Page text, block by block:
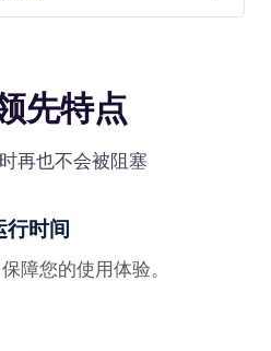
先特点
再也不会被阻塞
行时间
障您的使用体验。